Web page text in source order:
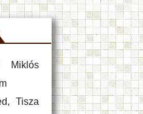
Miklós
Tisza